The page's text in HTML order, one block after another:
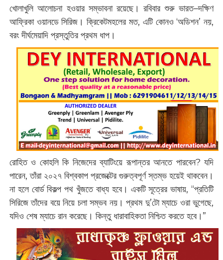
খোলাখুলি আলোচনা হওয়ার সম্ভাবনা রয়েছে। রবিবার শুরু ভারত–দক্ষিণ
আফ্রিকা ওয়ানডে সিরিজ। ক্রিকেটমহলের মত, এটি কোনও ‘অডিশন’ নয়,
বরং দীর্ঘমেয়াদি প্রস্তুতির প্রথম ধাপ।
রোহিত ও কোহলি কি নিজেদের ব্যাটিংয়ে রূপান্তর আনতে পারবেন? যদি
পারেন, তাঁরা ২০২৭ বিশ্বকাপ প্রজেক্টের গুরুত্বপূর্ণ স্তম্ভ হয়েই থাকবেন।
না হলে বোর্ড বিকল্প পথ খুঁজতে বাধ্য হবে। একটি সূত্রের ভাষায়, “প্রতিটি
সিরিজে তাঁদের বয়ে নিয়ে চলা সম্ভব নয়। প্রথম দু’টো ম্যাচে ওরা ভুগেছে,
যদিও শেষ ম্যাচে রান করেছে। কিন্তু ধারাবাহিকতা নিশ্চিত করতে হবে।”